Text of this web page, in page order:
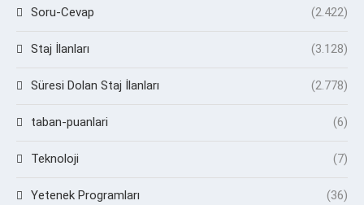
Soru-Cevap (2.422)
Staj İlanları (3.128)
Süresi Dolan Staj İlanları (2.778)
taban-puanlari (6)
Teknoloji (7)
Yetenek Programları (36)